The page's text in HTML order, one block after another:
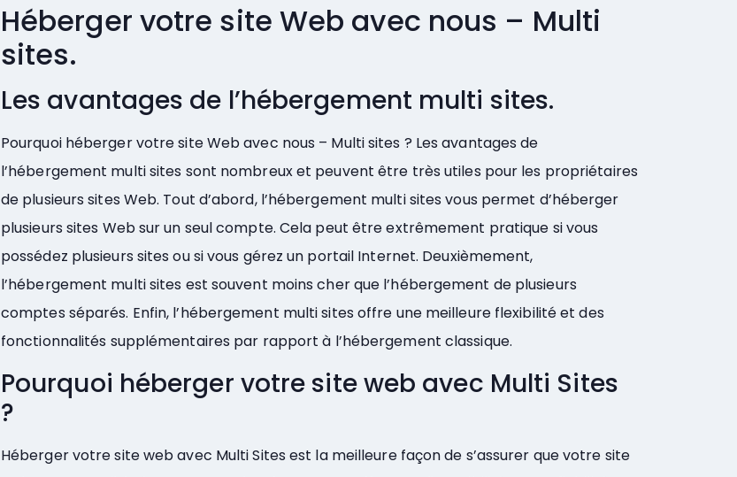
Héberger votre site Web avec nous – Multi
sites.
Les avantages de l’hébergement multi sites.
Pourquoi héberger votre site Web avec nous – Multi sites ? Les avantages de
l’hébergement multi sites sont nombreux et peuvent être très utiles pour les propriétaires
de plusieurs sites Web. Tout d’abord, l’hébergement multi sites vous permet d’héberger
plusieurs sites Web sur un seul compte. Cela peut être extrêmement pratique si vous
possédez plusieurs sites ou si vous gérez un portail Internet. Deuxièmement,
l’hébergement multi sites est souvent moins cher que l’hébergement de plusieurs
comptes séparés. Enfin, l’hébergement multi sites offre une meilleure flexibilité et des
fonctionnalités supplémentaires par rapport à l’hébergement classique.
Pourquoi héberger votre site web avec Multi Sites
?
Héberger votre site web avec Multi Sites est la meilleure façon de s’assurer que votre site